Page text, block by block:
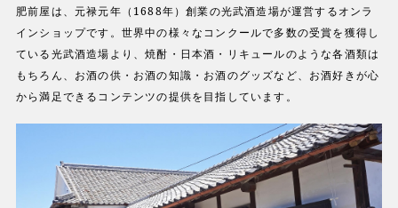
肥前屋は、元禄元年（1688年）創業の光武酒造場が運営するオンラ
インショップです。世界中の様々なコンクールで多数の受賞を獲得し
ている光武酒造場より、焼酎・日本酒・リキュールのような各酒類は
もちろん、お酒の供・お酒の知識・お酒のグッズなど、お酒好きが心
から満足できるコンテンツの提供を目指しています。